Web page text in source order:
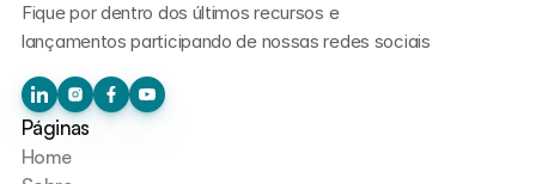
Fique por dentro dos últimos recursos e
lançamentos participando de nossas redes sociais
Páginas
Home